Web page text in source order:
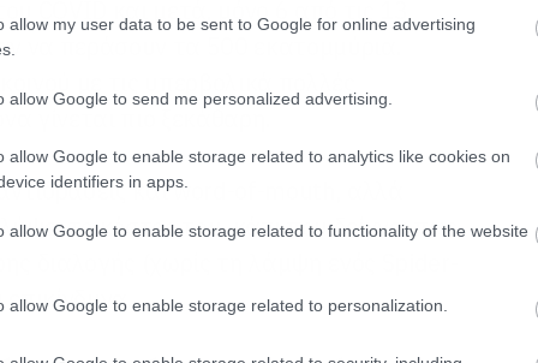
allow my user data to be sent to Google for online advertising
allow Google to send me personalized advertising.
allow Google to enable storage related to analytics like cookies on
identifiers in apps.
allow Google to enable storage related to functionality of the website
allow Google to enable storage related to personalization.
COVID και μετά, μόνο 6 από τις 13
να περάσουν τα 500 εκατομμύρια.
με τις υπερβολικά πολλές
γίνεται πιο ξεκάθαρη.
και word-of-mouth, αλλά
το κόστος του, κάτι που δείχνει πως
διαλογής (χωρίς τη λάμψη ενός Spider-